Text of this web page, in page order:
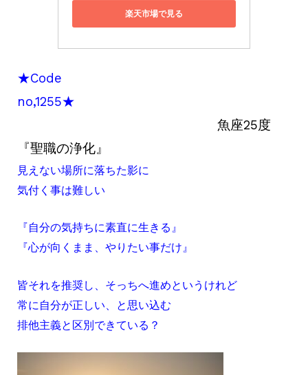
楽天市場で見る
★Code
no,1255★
魚座25度
『聖職の浄化』
見えない場所に落ちた影に
気付く事は難しい
『自分の気持ちに素直に生きる』
『心が向くまま、やりたい事だけ』
皆それを推奨し、そっちへ進めというけれど
常に自分が正しい、と思い込む
排他主義と区別できている？